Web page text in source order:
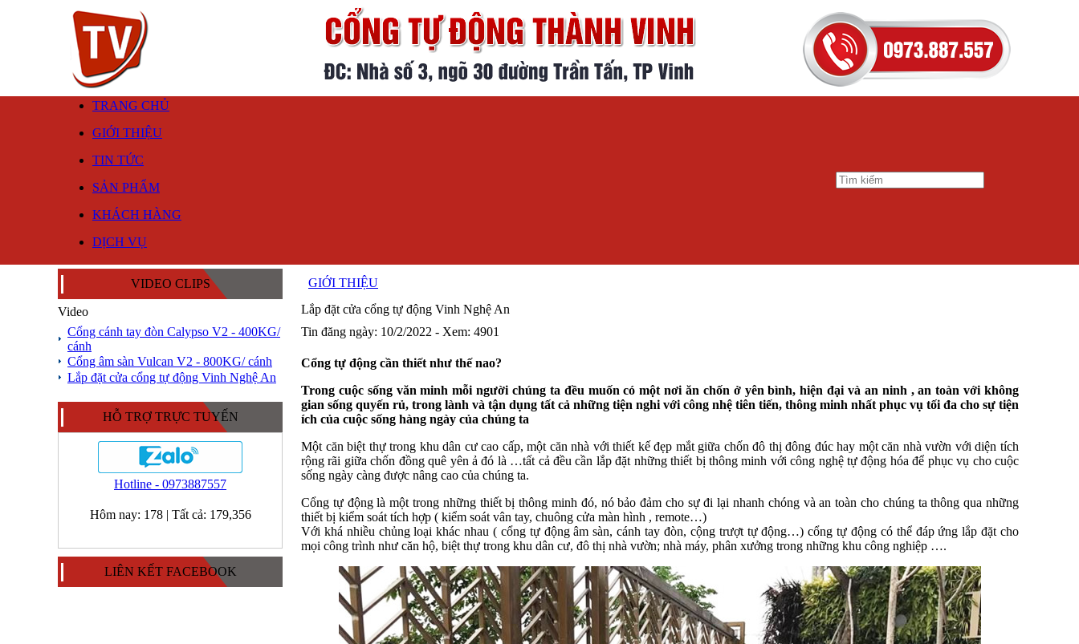
TRANG CHỦ
GIỚI THIỆU
TIN TỨC
SẢN PHẨM
KHÁCH HÀNG
DỊCH VỤ
VIDEO CLIPS
Video
Cổng cánh tay đòn Calypso V2 - 400KG/
cánh
Cổng âm sàn Vulcan V2 - 800KG/ cánh
Lắp đặt cửa cổng tự động Vinh Nghệ An
HỖ TRỢ TRỰC TUYẾN
Hotline - 0973887557
Hôm nay: 178| Tất cả: 179,356
LIÊN KẾT FACEBOOK
GIỚI THIỆU
Lắp đặt cửa cổng tự động Vinh Nghệ An
Tin đăng ngày: 10/2/2022 - Xem: 4901
Cổng tự động cần thiết như thế nao?
Trong cuộc sống văn minh mỗi người chúng ta đều muốn có một nơi ăn chốn ở yên bình, hiện đại và an ninh , an toàn với không
gian sống quyến rủ, trong lành và tận dụng tất cả những tiện nghi với công nhệ tiên tiến, thông minh nhất phục vụ tối đa cho sự tiện
ích của cuộc sống hàng ngày của chúng ta
Một căn biệt thự trong khu dân cư cao cấp, một căn nhà với thiết kế đẹp mắt giữa chốn đô thị đông đúc hay một căn nhà vườn với diện tích
rộng rãi giữa chốn đồng quê yên ả đó là …tất cả đều cần lắp đặt những thiết bị thông minh với công nghệ tự động hóa để phục vụ cho cuộc
sống ngày càng được nâng cao của chúng ta.
Cổng tự động là một trong những thiết bị thông minh đó, nó bảo đảm cho sự đi lại nhanh chóng và an toàn cho chúng ta thông qua những
thiết bị kiểm soát tích hợp ( kiểm soát vân tay, chuông cửa màn hình , remote…)
Với khá nhiều chủng loại khác nhau ( cổng tự động âm sàn, cánh tay đòn, cộng trượt tự động…) cổng tự động có thể đáp ứng lắp đặt cho
mọi công trình như căn hộ, biệt thự trong khu dân cư, đô thị nhà vườn; nhà máy, phân xưởng trong những khu công nghiệp ….